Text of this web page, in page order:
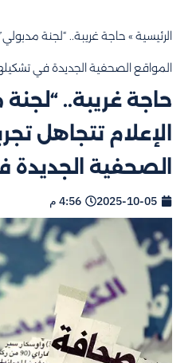
الرئيسية » حاجة غريبة.. “لجنة
المواقع الصحفية الجديدة في
حاجة غريبة..
الإعلام تتجاهل
الصحفية الجديدة
2025-10-05 4:56 م